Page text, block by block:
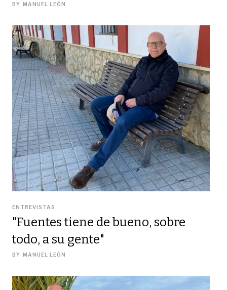
BY MANUEL LEÓN
ENTREVISTAS
"Fuentes tiene de bueno, sobre
todo, a su gente"
BY MANUEL LEÓN